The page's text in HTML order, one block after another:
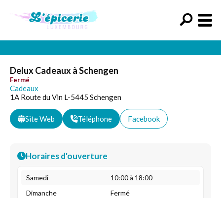
Delux Cadeaux à Schengen
Fermé
Cadeaux
1A Route du Vin L-5445 Schengen
Site Web Téléphone Facebook
Horaires d'ouverture
Samedi
10:00 à 18:00
Dimanche
Fermé